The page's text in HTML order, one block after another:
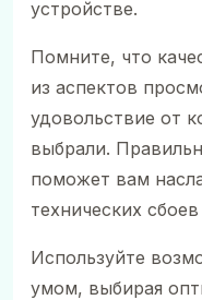
устройстве.
Помните, что
из аспектов
удовольствие от
выбрали.
поможет вам
технических
Используйте
умом, выбирая